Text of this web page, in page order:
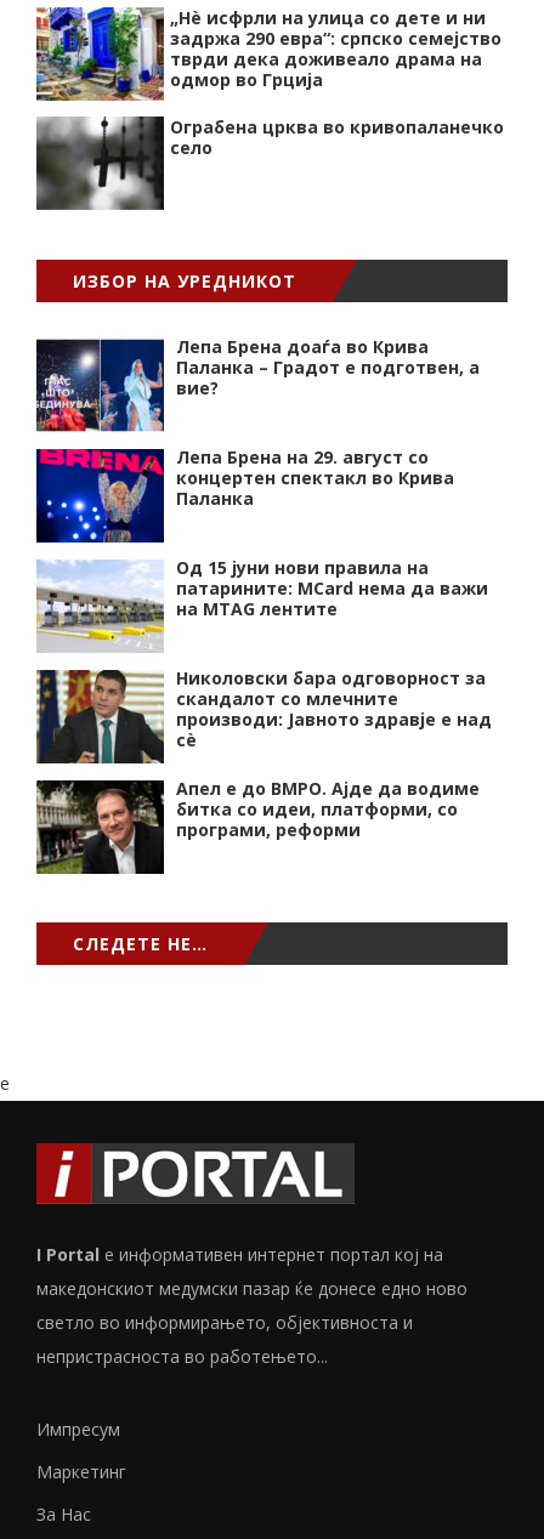
„Нѐ исфрли на улица со дете и ни
задржа 290 евра“: српско семејство
тврди дека доживеало драма на
одмор во Грција
Ограбена црква во кривопаланечко
село
ИЗБОР НА УРЕДНИКОТ
Лепа Брена доаѓа во Крива
Паланка – Градот е подготвен, а
вие?
Лепа Брена на 29. август со
концертен спектакл во Крива
Паланка
Од 15 јуни нови правила на
патарините: MCard нема да важи
на MTAG лентите
Николовски бара одговорност за
скандалот со млечните
производи: Јавното здравје е над
сѐ
Апел е до ВМРО. Ајде да водиме
битка со идеи, платформи, со
програми, реформи
СЛЕДЕТЕ НЕ…
e
I Portal е информативен интернет портал кој на
македонскиот медумски пазар ќе донесе едно ново
светло во информирањето, објективноста и
непристрасноста во работењето...
Импресум
Маркетинг
За Нас